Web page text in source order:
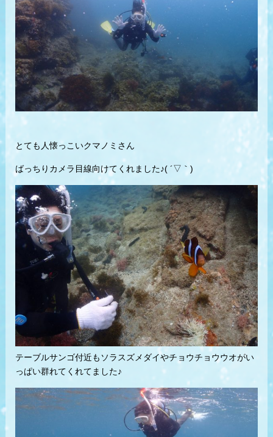
とても人懐っこいクマノミさん
ばっちりカメラ目線向けてくれました♪( ´▽｀)
テーブルサンゴ付近もソラスズメダイやチョウチョウウオがい
っぱい群れてくれてました♪